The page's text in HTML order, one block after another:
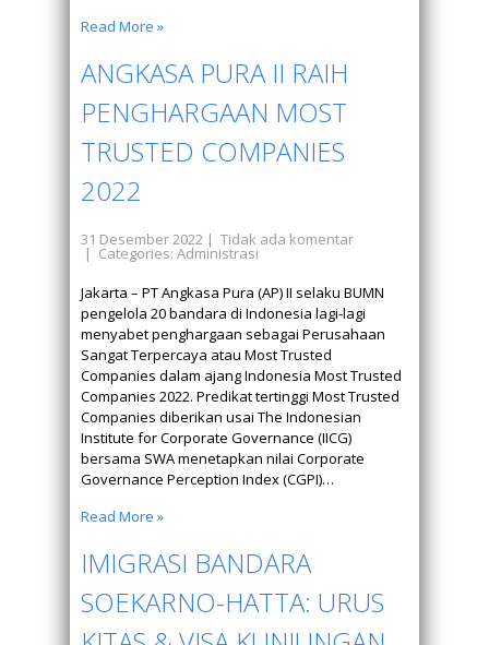
Read More »
ANGKASA PURA II RAIH
PENGHARGAAN MOST
TRUSTED COMPANIES
2022
31 Desember 2022 | Tidak ada komentar
| Categories: Administrasi
Jakarta – PT Angkasa Pura (AP) II selaku BUMN
pengelola 20 bandara di Indonesia lagi-lagi
menyabet penghargaan sebagai Perusahaan
Sangat Terpercaya atau Most Trusted
Companies dalam ajang Indonesia Most Trusted
Companies 2022. Predikat tertinggi Most Trusted
Companies diberikan usai The Indonesian
Institute for Corporate Governance (IICG)
bersama SWA menetapkan nilai Corporate
Governance Perception Index (CGPI)…
Read More »
IMIGRASI BANDARA
SOEKARNO-HATTA: URUS